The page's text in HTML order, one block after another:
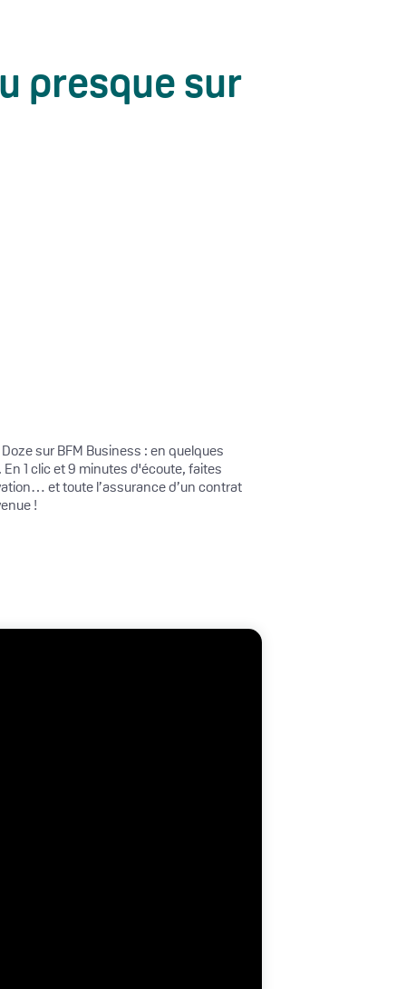
presque sur
sur BFM Business : en quelques
1 clic et 9 minutes d'écoute, faites
et toute l’assurance d’un contrat
!